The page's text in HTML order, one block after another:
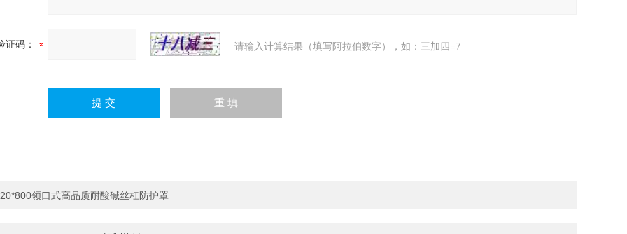
证码： 请输入计算结果（填写阿拉伯数字），如：三加四=7
20*800领口式高品质耐酸碱丝杠防护罩